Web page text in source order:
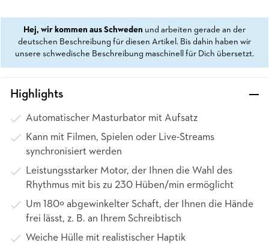
Hej, wir kommen aus Schweden und arbeiten gerade an der
deutschen Beschreibung für diesen Artikel. Bis dahin haben wir
unsere schwedische Beschreibung maschinell für Dich übersetzt.
Highlights
Automatischer Masturbator mit Aufsatz
Kann mit Filmen, Spielen oder Live-Streams
synchronisiert werden
Leistungsstarker Motor, der Ihnen die Wahl des
Rhythmus mit bis zu 230 Hüben/min ermöglicht
Um 180º abgewinkelter Schaft, der Ihnen die Hände
frei lässt, z. B. an Ihrem Schreibtisch
Weiche Hülle mit realistischer Haptik